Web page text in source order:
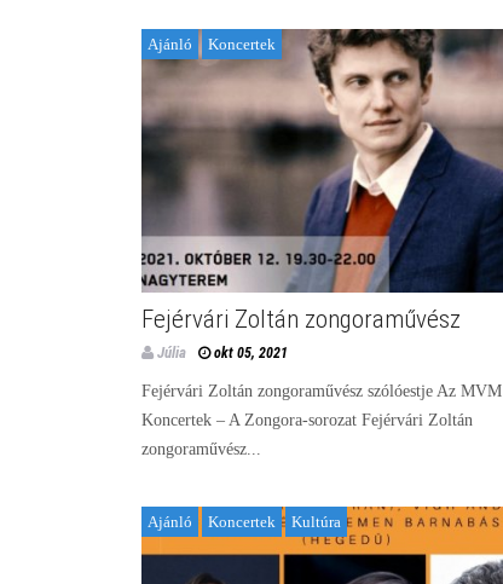
Ajánló Koncertek
Fejérvári Zoltán zongoraművész
Júlia okt 05, 2021
Fejérvári Zoltán zongoraművész szólóestje Az MVM
Koncertek – A Zongora-sorozat Fejérvári Zoltán
zongoraművész...
Ajánló Koncertek Kultúra